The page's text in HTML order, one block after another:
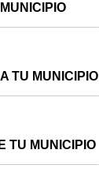
TU MUNICIPIO
TU MUNICIPIO